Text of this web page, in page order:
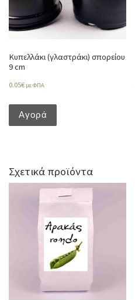
Κυπελλάκι (γλαστράκι) σπορείου
9 cm
0.05€ με ΦΠΑ
Αγορά
Σχετικά προϊόντα